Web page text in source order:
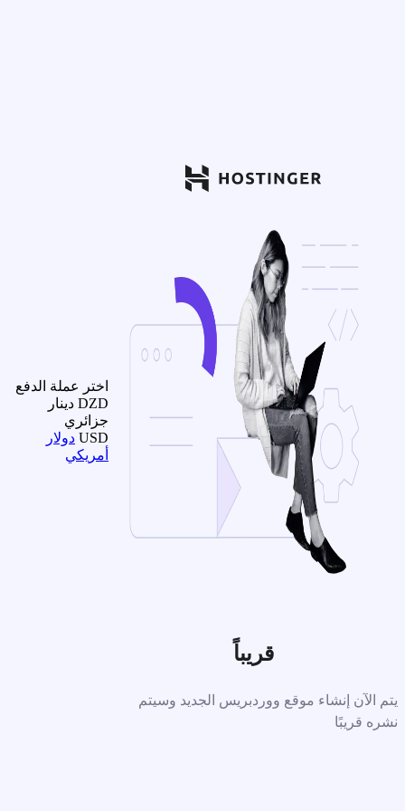
قريباً
يتم الآن إنشاء موقع ووردبريس الجديد وسيتم
نشره قريبًا
اختر عملة الدفع
DZD دينار
جزائري
USD دولار
أمريكي